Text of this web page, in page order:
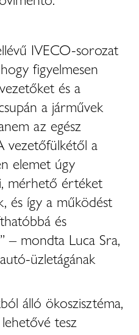
IVECO-sorozat
figyelmesen
és a
a járművek
az egész
vezetőfülkétől a
elemet úgy
mérhető értéket
és így a működést
és
– mondta Luca Sra,
üzletágának
álló ökoszisztéma,
tesz